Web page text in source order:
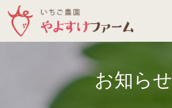
お知らせ